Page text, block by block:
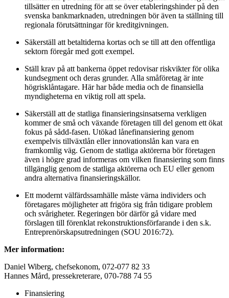
tillsätter en utredning för att se över etableringshinder på den
svenska bankmarknaden, utredningen bör även ta ställning till
regionala förutsättningar för kreditgivningen.
Säkerställ att betaltiderna kortas och se till att den offentliga
sektorn föregår med gott exempel.
Ställ krav på att bankerna öppet redovisar riskvikter för olika
kundsegment och deras grunder. Alla småföretag är inte
högrisklåntagare. Här har både media och de finansiella
myndigheterna en viktig roll att spela.
Säkerställ att de statliga finansieringsinsatserna verkligen
kommer de små och växande företagen till del genom ett ökat
fokus på sådd-fasen. Utökad lånefinansiering genom
exempelvis tillväxtlån eller innovationslån kan vara en
framkomlig väg. Genom de statliga aktörerna bör företagen
även i högre grad informeras om vilken finansiering som finns
tillgänglig genom de statliga aktörerna och EU eller genom
andra alternativa finansieringskällor.
Ett modernt välfärdssamhälle måste värna individers och
företagares möjligheter att frigöra sig från tidigare problem
och svårigheter. Regeringen bör därför gå vidare med
förslagen till förenklat rekonstruktionsförfarande i den s.k.
Entreprenörskapsutredningen (SOU 2016:72).
Mer information:
Daniel Wiberg, chefsekonom, 072-077 82 33
Hannes Mård, pressekreterare, 070-788 74 55
Finansiering